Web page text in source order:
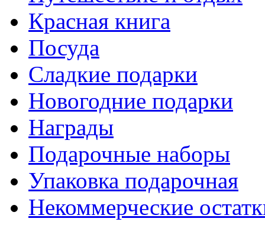
Красная книга
Посуда
Сладкие подарки
Новогодние подарки
Награды
Подарочные наборы
Упаковка подарочная
Некоммерческие